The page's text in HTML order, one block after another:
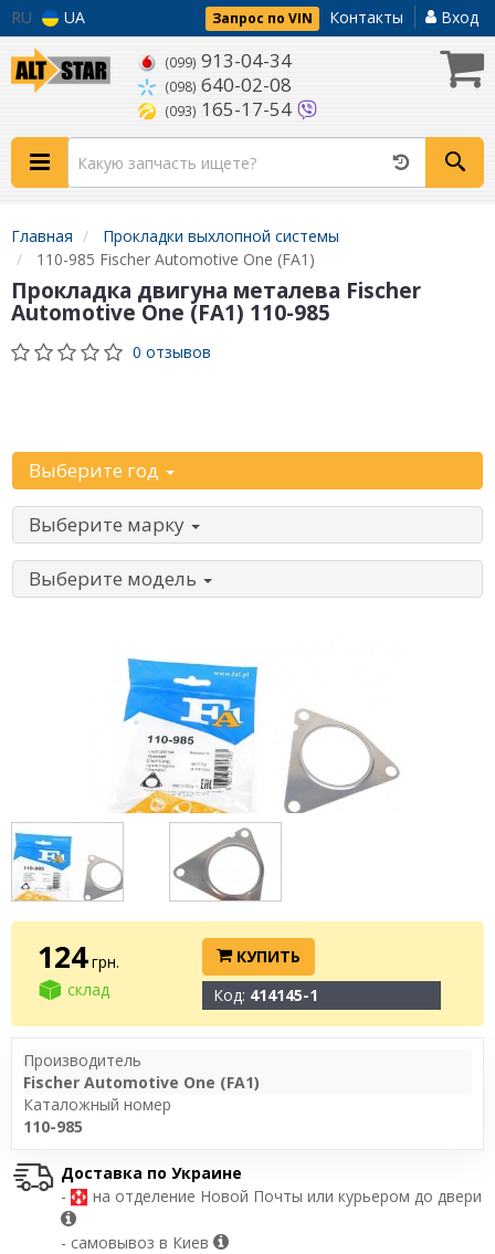
RU UA Запрос по VIN Контакты Вход
(099) 913-04-34
(098) 640-02-08
(093) 165-17-54
Главная
Прокладки выхлопной системы
110-985 Fischer Automotive One (FA1)
Прокладка двигуна металева Fischer
Automotive One (FA1) 110-985
0 отзывов
Выберите год
Выберите марку
Выберите модель
124 грн.
склад
КУПИТЬ
Код: 414145-1
Производитель
Fischer Automotive One (FA1)
Каталожный номер
110-985
Доставка по Украине
-
на отделение Новой Почты или курьером до двери
- самовывоз в Киев